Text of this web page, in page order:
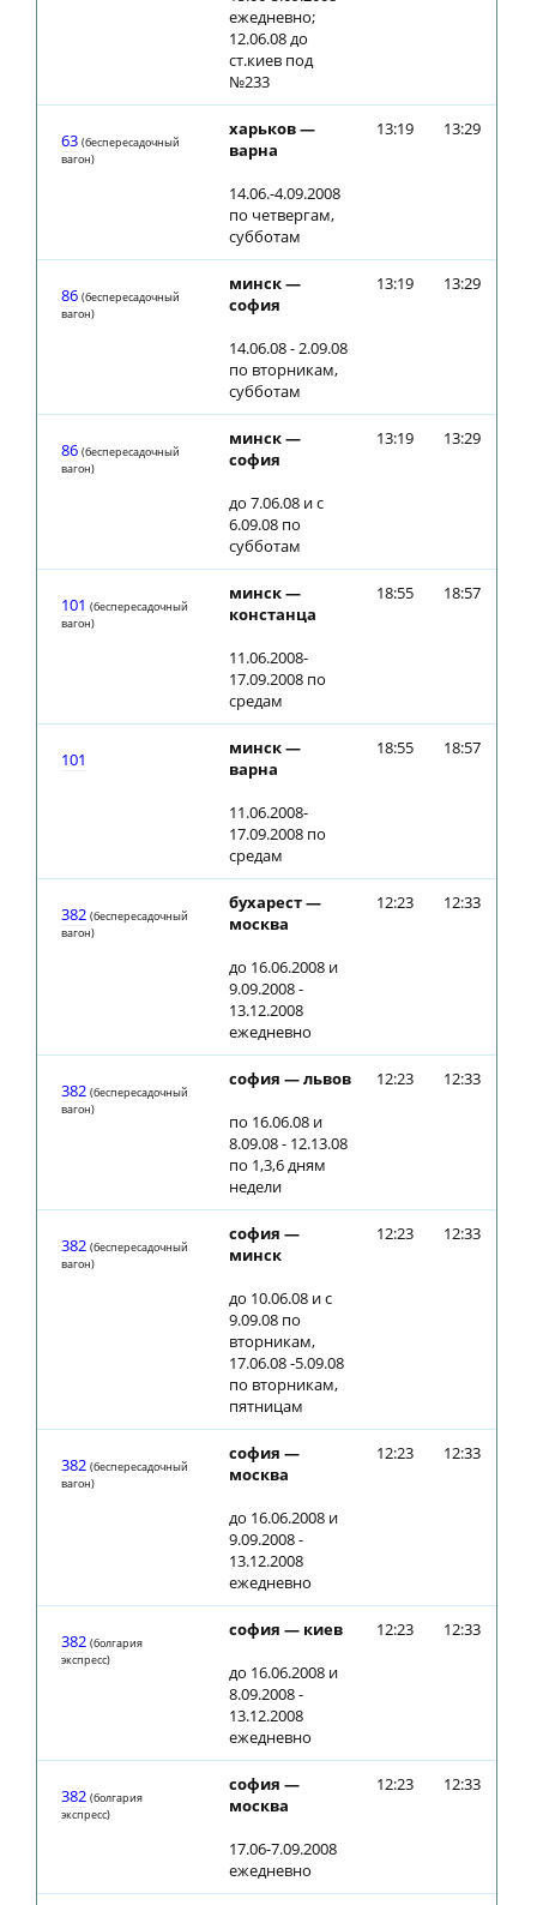
ежедневно;
12.06.08 до
ст.киев под
№233
63 (беспересадочный
вагон)
харьков —
варна
14.06.-4.09.2008
по четвергам,
субботам
13:19 13:29
86 (беспересадочный
вагон)
минск —
софия
14.06.08 - 2.09.08
по вторникам,
субботам
13:19 13:29
86 (беспересадочный
вагон)
минск —
софия
до 7.06.08 и с
6.09.08 по
субботам
13:19 13:29
101 (беспересадочный
вагон)
минск —
констанца
11.06.2008-
17.09.2008 по
средам
18:55 18:57
101
минск —
варна
11.06.2008-
17.09.2008 по
средам
18:55 18:57
382 (беспересадочный
вагон)
бухарест —
москва
до 16.06.2008 и
9.09.2008 -
13.12.2008
ежедневно
12:23 12:33
382 (беспересадочный
вагон)
софия — львов
по 16.06.08 и
8.09.08 - 12.13.08
по 1,3,6 дням
недели
12:23 12:33
382 (беспересадочный
вагон)
софия —
минск
до 10.06.08 и с
9.09.08 по
вторникам,
17.06.08 -5.09.08
по вторникам,
пятницам
12:23 12:33
382 (беспересадочный
вагон)
софия —
москва
до 16.06.2008 и
9.09.2008 -
13.12.2008
ежедневно
12:23 12:33
382 (болгария
экспресс)
софия — киев
до 16.06.2008 и
8.09.2008 -
13.12.2008
ежедневно
12:23 12:33
382 (болгария
экспресс)
софия —
москва
17.06-7.09.2008
ежедневно
12:23 12:33